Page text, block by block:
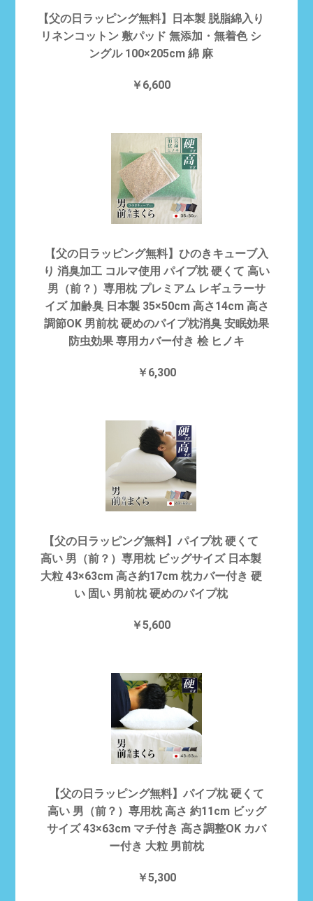
【父の日ラッピング無料】日本製 脱脂綿入り
リネンコットン 敷パッド 無添加・無着色 シ
ングル 100×205cm 綿 麻
￥6,600
【父の日ラッピング無料】ひのきキューブ入
り 消臭加工 コルマ使用 パイプ枕 硬くて 高い
男（前？）専用枕 プレミアム レギュラーサ
イズ 加齢臭 日本製 35×50cm 高さ14cm 高さ
調節OK 男前枕 硬めのパイプ枕消臭 安眠効果
防虫効果 専用カバー付き 桧 ヒノキ
￥6,300
【父の日ラッピング無料】パイプ枕 硬くて
高い 男（前？）専用枕 ビッグサイズ 日本製
大粒 43×63cm 高さ約17cm 枕カバー付き 硬
い 固い 男前枕 硬めのパイプ枕
￥5,600
【父の日ラッピング無料】パイプ枕 硬くて
高い 男（前？）専用枕 高さ 約11cm ビッグ
サイズ 43×63cm マチ付き 高さ調整OK カバ
ー付き 大粒 男前枕
￥5,300